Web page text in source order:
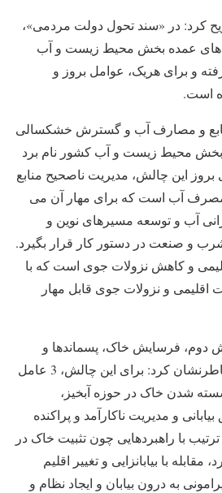
کرد: در «سند تحول دولت مردمی»،
های عمده بخش محیط زیست و آب
و برای هریک، عوامل بروز و
است.
و مصارف آب و گسترش خشکسالی
محیط زیست و آب کشور نام برد
بروز این چالش، مدیریت ناصحیح منابع
مصرف آب است که برای مهار آن می
آب و توسعه مسیرهای نوین و
و صنعت در دستور کار قرار بگیرد.
و کاهش نزولات جوی است که با
اقلیمی و نزولات جوی قابل مهار
دوم، فرسایش خاک، پسماندها و
بحران ریزگردها است، خاطرنشان کرد: برای این چالش، 3 عامل
شدن خاک در حوزه آبخیز،
و مدیریت ناکارآمد و پراکنده
با راهبردهایی چون تثبیت خاک در
با بیابانزایی و تغییر اقلیم
به درون بیابان و ایجاد نظام و